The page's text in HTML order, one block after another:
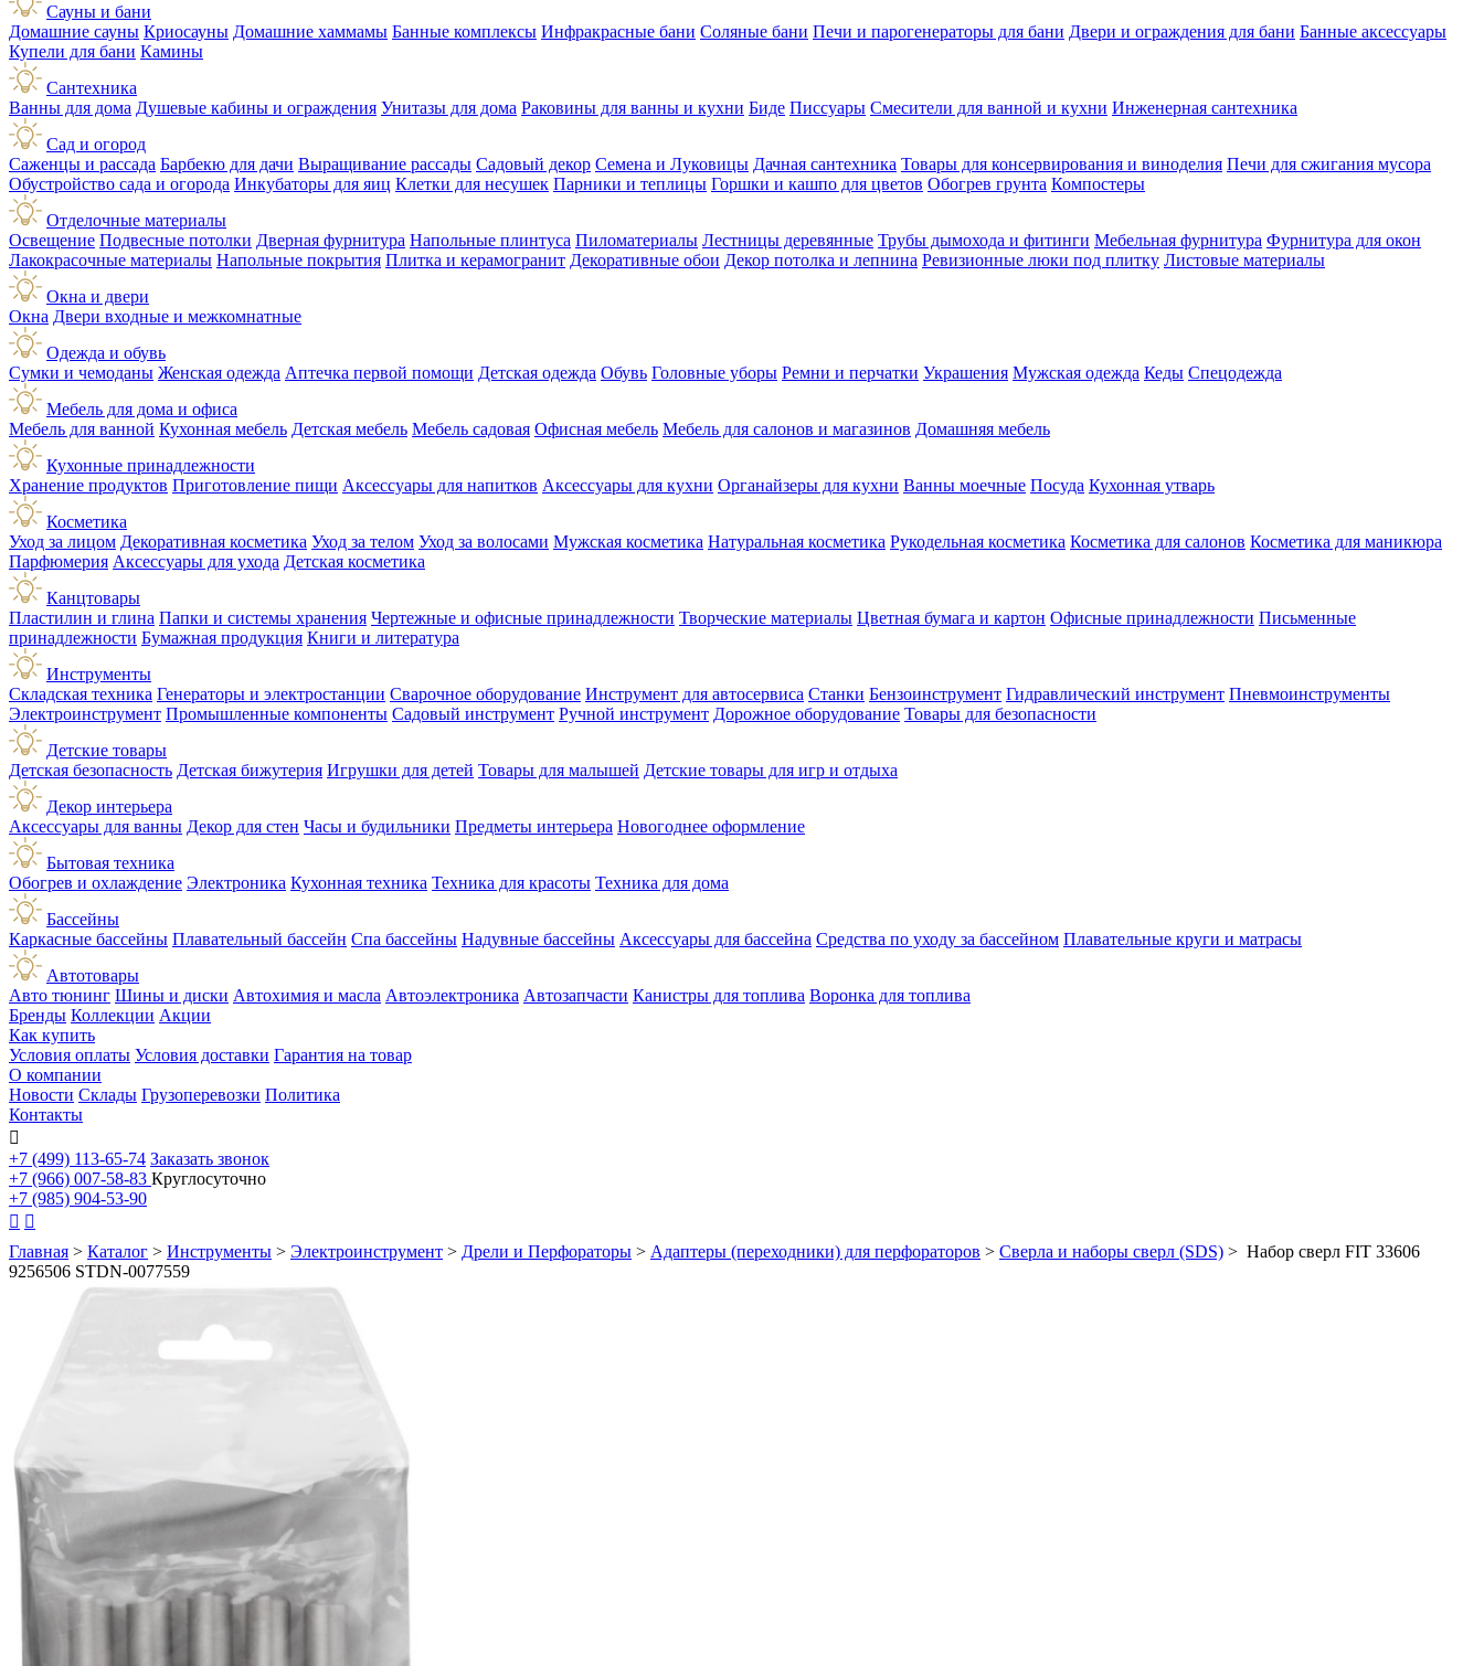
Сауны и бани
Домашние сауны Криосауны Домашние хаммамы Банные комплексы Инфракрасные бани Соляные бани Печи и парогенераторы для бани Двери и ограждения для бани Банные аксессуары
Купели для бани Камины
Сантехника
Ванны для дома Душевые кабины и ограждения Унитазы для дома Раковины для ванны и кухни Биде Писсуары Смесители для ванной и кухни Инженерная сантехника
Сад и огород
Саженцы и рассада Барбекю для дачи Выращивание рассады Садовый декор Семена и Луковицы Дачная сантехника Товары для консервирования и виноделия Печи для сжигания мусора
Обустройство сада и огорода Инкубаторы для яиц Клетки для несушек Парники и теплицы Горшки и кашпо для цветов Обогрев грунта Компостеры
Отделочные материалы
Освещение Подвесные потолки Дверная фурнитура Напольные плинтуса Пиломатериалы Лестницы деревянные Трубы дымохода и фитинги Мебельная фурнитура Фурнитура для окон
Лакокрасочные материалы Напольные покрытия Плитка и керамогранит Декоративные обои Декор потолка и лепнина Ревизионные люки под плитку Листовые материалы
Окна и двери
Окна Двери входные и межкомнатные
Одежда и обувь
Сумки и чемоданы Женская одежда Аптечка первой помощи Детская одежда Обувь Головные уборы Ремни и перчатки Украшения Мужская одежда Кеды Спецодежда
Мебель для дома и офиса
Мебель для ванной Кухонная мебель Детская мебель Мебель садовая Офисная мебель Мебель для салонов и магазинов Домашняя мебель
Кухонные принадлежности
Хранение продуктов Приготовление пищи Аксессуары для напитков Аксессуары для кухни Органайзеры для кухни Ванны моечные Посуда Кухонная утварь
Косметика
Уход за лицом Декоративная косметика Уход за телом Уход за волосами Мужская косметика Натуральная косметика Рукодельная косметика Косметика для салонов Косметика для маникюра
Парфюмерия Аксессуары для ухода Детская косметика
Канцтовары
Пластилин и глина Папки и системы хранения Чертежные и офисные принадлежности Творческие материалы Цветная бумага и картон Офисные принадлежности Письменные
принадлежности Бумажная продукция Книги и литература
Инструменты
Складская техника Генераторы и электростанции Сварочное оборудование Инструмент для автосервиса Станки Бензоинструмент Гидравлический инструмент Пневмоинструменты
Электроинструмент Промышленные компоненты Садовый инструмент Ручной инструмент Дорожное оборудование Товары для безопасности
Детские товары
Детская безопасность Детская бижутерия Игрушки для детей Товары для малышей Детские товары для игр и отдыха
Декор интерьера
Аксессуары для ванны Декор для стен Часы и будильники Предметы интерьера Новогоднее оформление
Бытовая техника
Обогрев и охлаждение Электроника Кухонная техника Техника для красоты Техника для дома
Бассейны
Каркасные бассейны Плавательный бассейн Спа бассейны Надувные бассейны Аксессуары для бассейна Средства по уходу за бассейном Плавательные круги и матрасы
Автотовары
Авто тюнинг Шины и диски Автохимия и масла Автоэлектроника Автозапчасти Канистры для топлива Воронка для топлива
Бренды Коллекции Акции
Как купить
Условия оплаты Условия доставки Гарантия на товар
О компании
Новости Склады Грузоперевозки Политика
Контакты

+7 (499) 113-65-74 Заказать звонок
+7 (966) 007-58-83 Круглосуточно
+7 (985) 904-53-90
 
Главная > Каталог > Инструменты > Электроинструмент > Дрели и Перфораторы > Адаптеры (переходники) для перфораторов > Сверла и наборы сверл (SDS) > Набор сверл FIT 33606
9256506 STDN-0077559